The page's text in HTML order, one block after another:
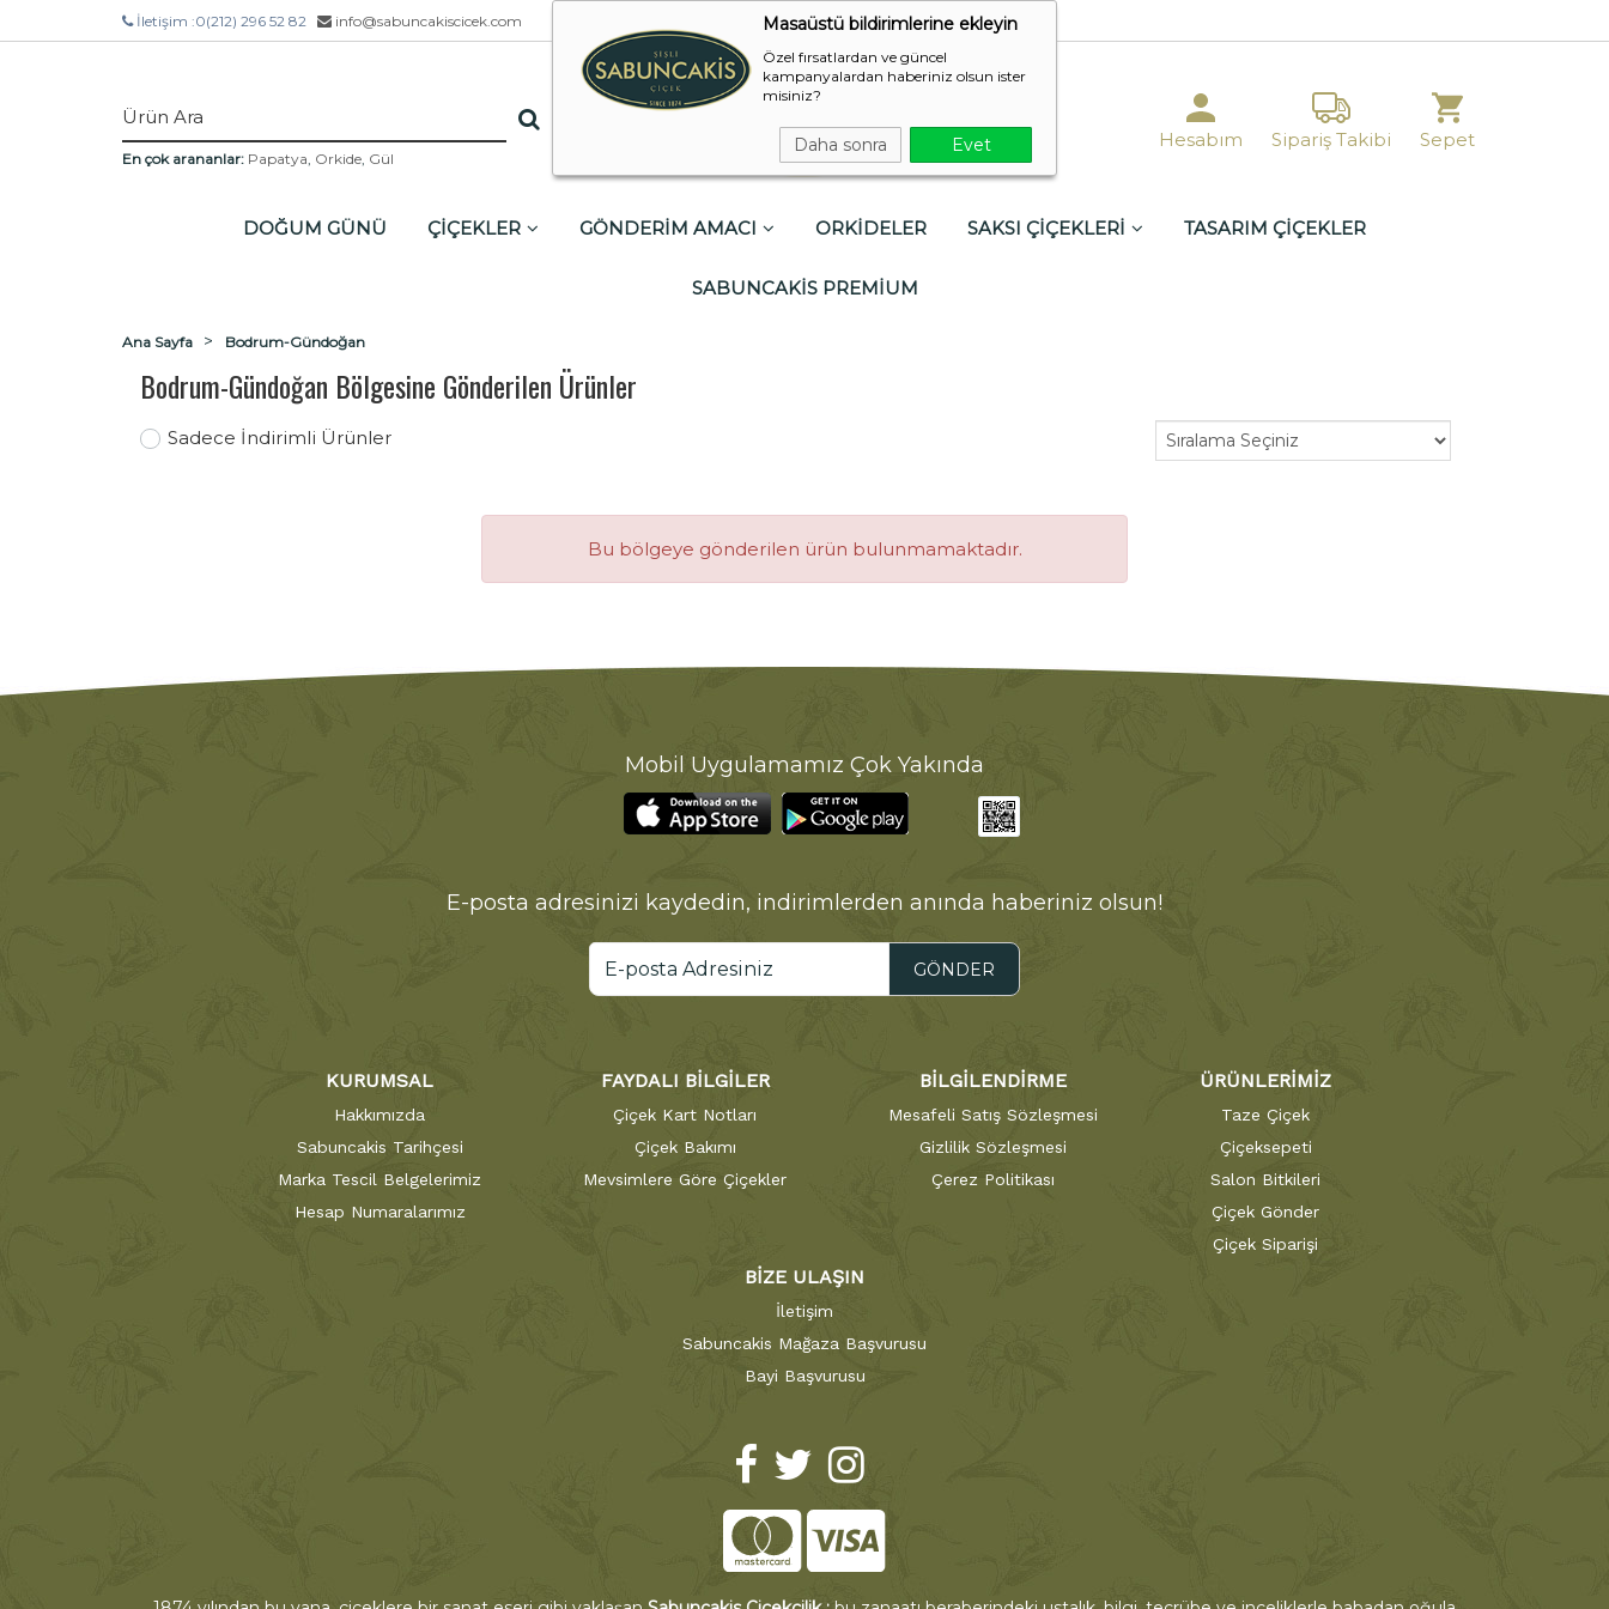
Masaüstü bildirimlerine ekleyin
Özel fırsatlardan ve güncel
kampanyalardan haberiniz olsun ister
misiniz?
Daha sonra Evet
İletişim :0(212) 296 52 82 info@sabuncakiscicek.com
En çok arananlar: Papatya, Orkide, Gül
Hesabım Sipariş Takibi Sepet
DOĞUM GÜNÜ ÇİÇEKLER GÖNDERİM AMACI ORKİDELER SAKSI ÇİÇEKLERİ TASARIM ÇİÇEKLER
SABUNCAKİS PREMİUM
Ana Sayfa Bodrum-Gündoğan
Bodrum-Gündoğan Bölgesine Gönderilen Ürünler
Sadece İndirimli Ürünler
Bu bölgeye gönderilen ürün bulunmamaktadır.
Mobil Uygulamamız Çok Yakında
E-posta adresinizi kaydedin, indirimlerden anında haberiniz olsun!
GÖNDER
KURUMSAL
Hakkımızda
Sabuncakis Tarihçesi
Marka Tescil Belgelerimiz
Hesap Numaralarımız
FAYDALI BİLGİLER
Çiçek Kart Notları
Çiçek Bakımı
Mevsimlere Göre Çiçekler
BİLGİLENDİRME
Mesafeli Satış Sözleşmesi
Gizlilik Sözleşmesi
Çerez Politikası
ÜRÜNLERİMİZ
Taze Çiçek
Çiçeksepeti
Salon Bitkileri
Çiçek Gönder
Çiçek Siparişi
BİZE ULAŞIN
İletişim
Sabuncakis Mağaza Başvurusu
Bayi Başvurusu